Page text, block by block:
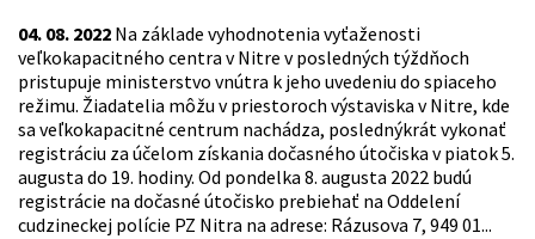
04. 08. 2022 Na základe vyhodnotenia vyťaženosti
veľkokapacitného centra v Nitre v posledných týždňoch
pristupuje ministerstvo vnútra k jeho uvedeniu do spiaceho
režimu. Žiadatelia môžu v priestoroch výstaviska v Nitre, kde
sa veľkokapacitné centrum nachádza, poslednýkrát vykonať
registráciu za účelom získania dočasného útočiska v piatok 5.
augusta do 19. hodiny. Od pondelka 8. augusta 2022 budú
registrácie na dočasné útočisko prebiehať na Oddelení
cudzineckej polície PZ Nitra na adrese: Rázusova 7, 949 01...